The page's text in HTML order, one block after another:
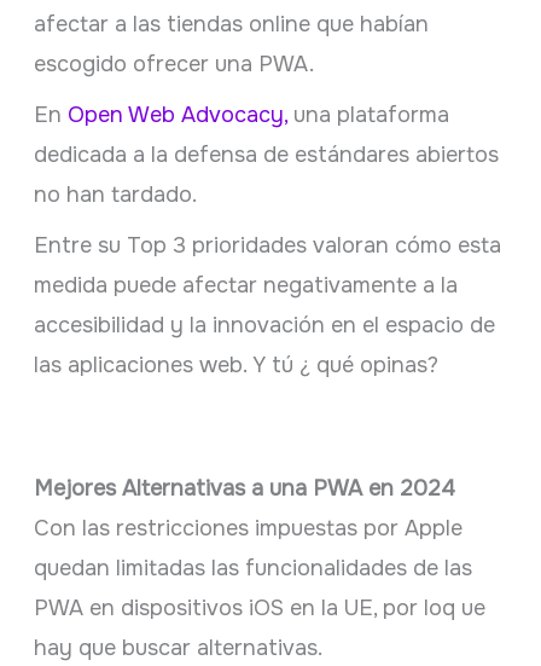
afectar a las tiendas online que habían
escogido ofrecer una PWA.
En Open Web Advocacy,una plataforma
dedicada a la defensa de estándares abiertos
no han tardado.
Entre su Top 3 prioridades valoran cómo esta
medida puede afectar negativamente a la
accesibilidad y la innovación en el espacio de
las aplicaciones web. Y tú ¿ qué opinas?
Mejores Alternativas a una PWA en 2024
Con las restricciones impuestas por Apple
quedan limitadas las funcionalidades de las
PWA en dispositivos iOS en la UE, por loq ue
hay que buscar alternativas.